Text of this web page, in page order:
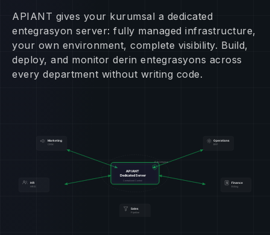
APIANT gives your kurumsal a dedicated
entegrasyon server: fully managed infrastructure,
your own environment, complete visibility. Build,
deploy, and monitor derin entegrasyons across
every department without writing code.